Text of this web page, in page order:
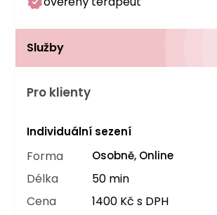
Služby
Pro klienty
Individuální sezení
Forma Osobně, Online
Délka
50 min
Cena
1400 Kč s DPH